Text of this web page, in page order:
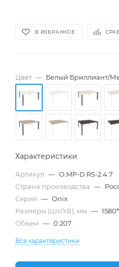
В ИЗБРАННОЕ
Цвет — Белый Бриллиант/
Характеристики
Артикул — O.MP-D.RS-2.4.7
Страна производства —
Серия — Onix
Размеры (ШхГхВ), мм —
Объем — 0.207
Все характеристики